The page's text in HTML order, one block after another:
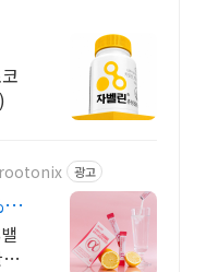
광고